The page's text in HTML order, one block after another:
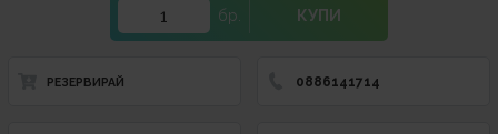
бр. КУПИ
РЕЗЕРВИРАЙ 0886141714